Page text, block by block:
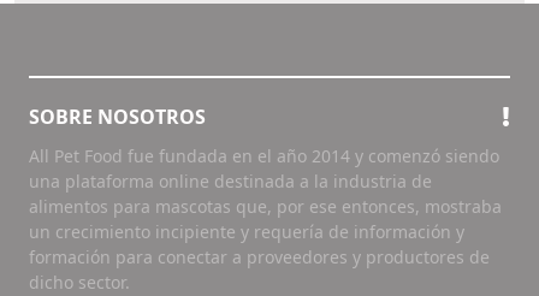
SOBRE NOSOTROS
All Pet Food fue fundada en el año 2014 y comenzó siendo
una plataforma online destinada a la industria de
alimentos para mascotas que, por ese entonces, mostraba
un crecimiento incipiente y requería de información y
formación para conectar a proveedores y productores de
dicho sector.